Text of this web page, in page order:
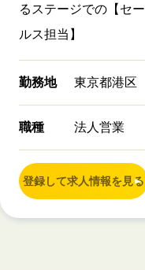
るステージでの【セー
ルス担当】
勤務地 東京都港区
職種 法人営業
登録して求人情報を見る